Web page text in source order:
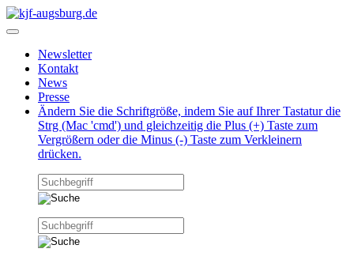
Newsletter
Kontakt
News
Presse
Ändern Sie die Schriftgröße, indem Sie auf Ihrer Tastatur die
Strg (Mac 'cmd') und gleichzeitig die Plus (+) Taste zum
Vergrößern oder die Minus (-) Taste zum Verkleinern
drücken.